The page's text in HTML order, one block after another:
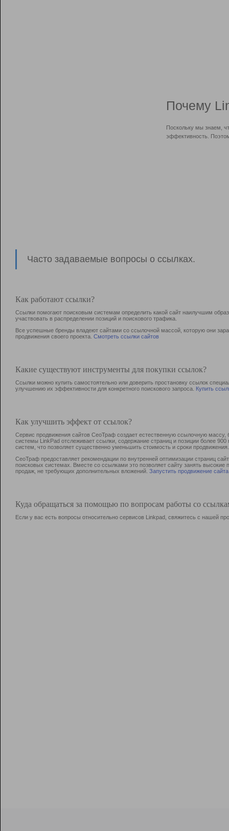
Почему
Поскольку мы знаем,
эффективность.
Часто задаваемые вопросы о ссылках.
Как работают ссылки?
Ссылки помогают поисковым системам определить какой сайт наилучшим
участвовать в раcпределении позиций и поискового трафика.
Все успешные бренды владеют сайтами со ссылочной массой, которую они
продвижения своего проекта. Смотреть ссылки сайтов
Какие существуют инструменты для покупки ссылок?
Ссылки можно купить самостоятельно или доверить простановку ссылок
улучшению их эффективности для конкретного поискового запроса. Купить
Как улучшить эффект от ссылок?
Сервис продвижения сайтов СеоТраф создает естественную ссылочную
системы LinkPad отслеживает ссылки, содержание страниц и позиции более
систем, что позволяет существенно уменьшить стоимость и сроки продвижения.
СеоТраф предоставляет рекомендации по внутренней оптимизации страниц
поисковых системах. Вместе со ссылками это позволяет сайту занять
продаж, не требующих дополнительных вложений. Запустить продвижение сайта
Куда обращаться за помощью по вопросам работы со
Если у вас есть вопросы относительно сервисов Linkpad, свяжитесь с нашей